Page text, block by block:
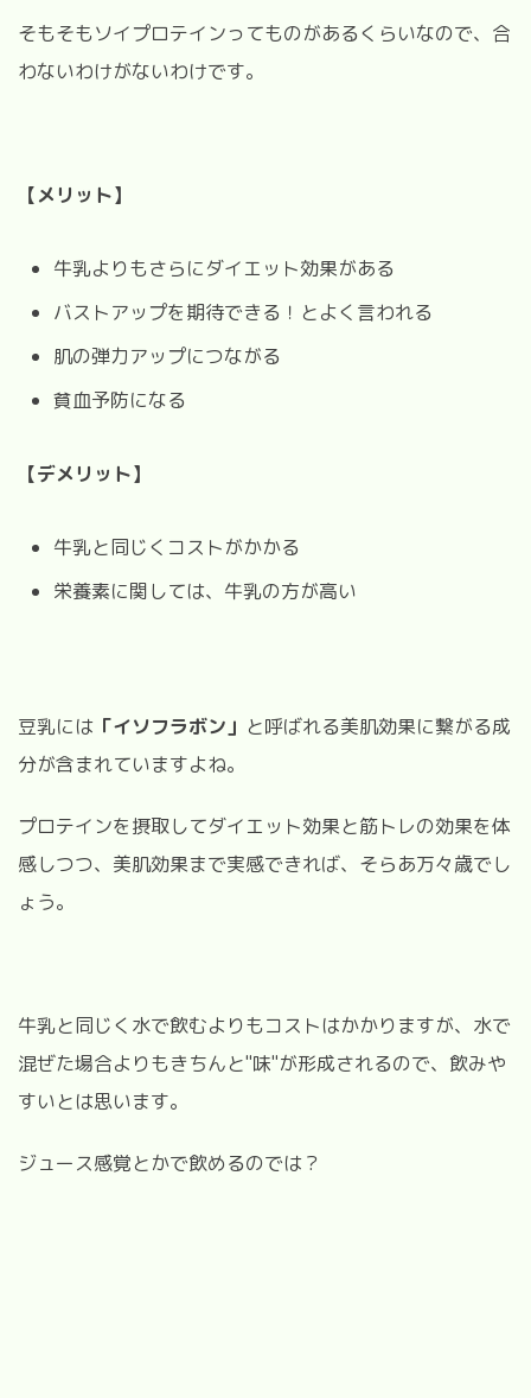
そもそもソイプロテインってものがあるくらいなので、合
わないわけがないわけです。
【メリット】
牛乳よりもさらにダイエット効果がある
バストアップを期待できる！とよく言われる
肌の弾力アップにつながる
貧血予防になる
【デメリット】
牛乳と同じくコストがかかる
栄養素に関しては、牛乳の方が高い
豆乳には 「イソフラボン」 と呼ばれる美肌効果に繋がる成
分が含まれていますよね。
プロテインを摂取してダイエット効果と筋トレの効果を体
感しつつ、美肌効果まで実感できれば、そらあ万々歳でし
ょう。
牛乳と同じく水で飲むよりもコストはかかりますが、水で
混ぜた場合よりもきちんと"味"が形成されるので、飲みや
すいとは思います。
ジュース感覚とかで飲めるのでは？